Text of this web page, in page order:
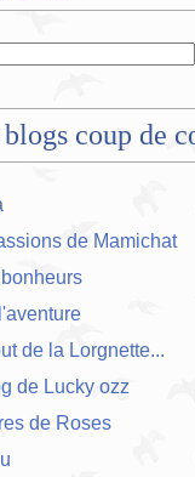
coup de
de Mamichat
de la Lorgnette...
de Lucky ozz
de Roses